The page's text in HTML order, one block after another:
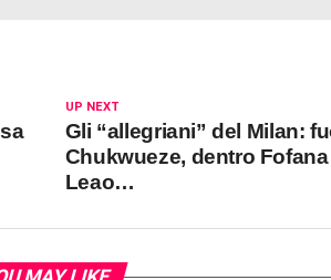
UP NEXT
Gli “allegriani” del Milan:
Chukwueze, dentro Fofana
Leao…